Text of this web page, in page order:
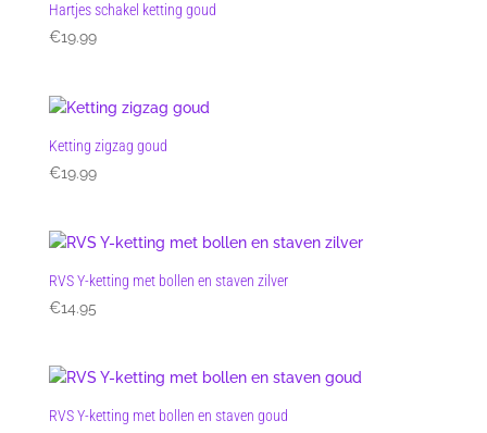
Hartjes schakel ketting goud
€19.99
Ketting zigzag goud
€19.99
RVS Y-ketting met bollen en staven zilver
€14.95
RVS Y-ketting met bollen en staven goud